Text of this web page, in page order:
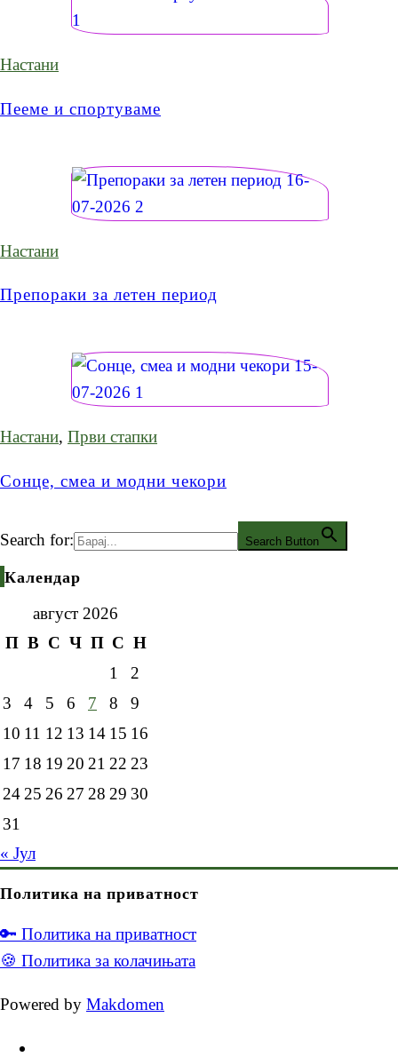
Настани
Пееме и спортуваме
Настани
Препораки за летен период
Настани, Први стапки
Сонце, смеа и модни чекори
Search for: Search Button
Календар
август 2026
П В С Ч П С Н
1
2
3
4 5 6 7 8
9
10 11 12 13 14 15 16
17 18 19 20 21 22 23
24 25 26 27 28 29 30
31
« Јул
Политика на приватност
🔑 Политика на приватност
🍪 Политика за колачињата
Powered by Makdomen